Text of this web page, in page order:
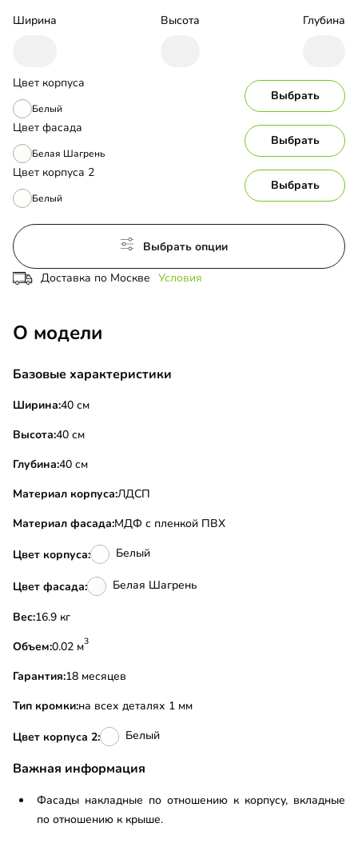
Ширина Высота Глубина
Цвет корпуса
Белый
Выбрать
Цвет фасада
Белая Шагрень
Выбрать
Цвет корпуса 2
Белый
Выбрать
Выбрать опции
Доставка по Москве Условия
О модели
Базовые характеристики
Ширина:40 см
Высота:40 см
Глубина:40 см
Материал корпуса:ЛДСП
Материал фасада:МДФ с пленкой ПВХ
Цвет корпуса: Белый
Цвет фасада: Белая Шагрень
Вес:
16.9 кг
Объем:
0.02 м3
Гарантия:18 месяцев
Тип кромки:на всех деталях 1 мм
Цвет корпуса 2: Белый
Важная информация
Фасады накладные по отношению к корпусу, вкладные
по отношению к крыше.